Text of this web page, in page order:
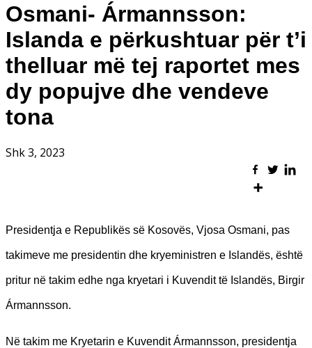
Osmani- Ármannsson:
Islanda e përkushtuar për t’i
thelluar më tej raportet mes
dy popujve dhe vendeve
tona
Shk 3, 2023
Presidentja e Republikës së Kosovës, Vjosa Osmani, pas
takimeve me presidentin dhe kryeministren e Islandës, është
pritur në takim edhe nga kryetari i Kuvendit të Islandës, Birgir
Ármannsson.
Në takim me Kryetarin e Kuvendit Ármannsson, presidentja